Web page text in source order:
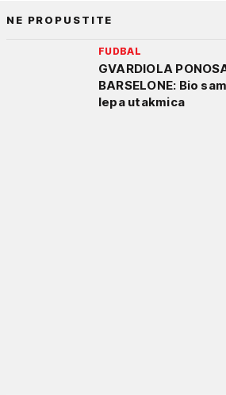
NE PROPUSTITE
FUDBAL
GVARDIOLA
BARSELONE: Bio
lepa utakmica